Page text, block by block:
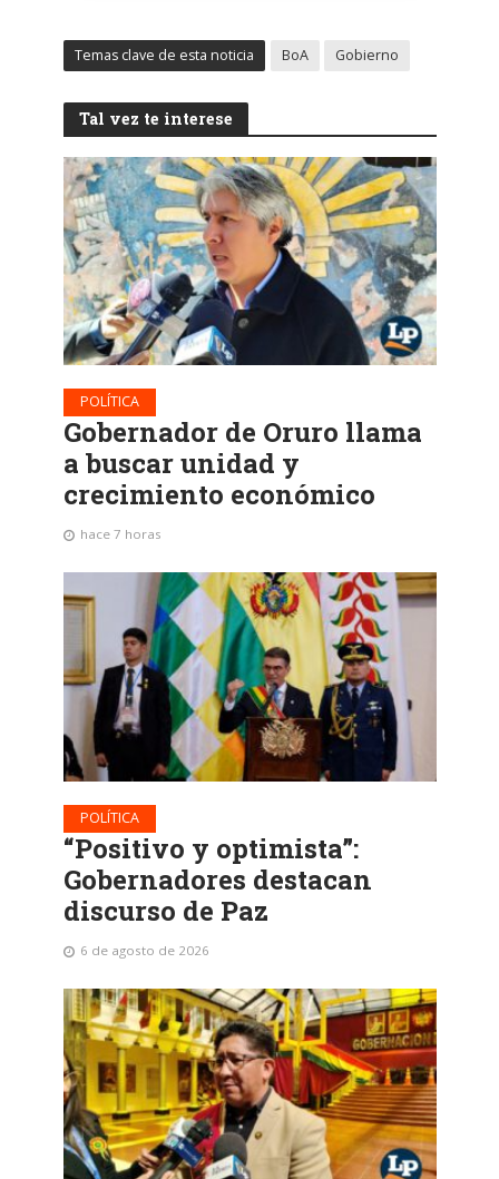
Temas clave de esta noticia BoA Gobierno
Tal vez te interese
POLÍTICA
Gobernador de Oruro llama
a buscar unidad y
crecimiento económico
hace 7 horas
POLÍTICA
“Positivo y optimista”:
Gobernadores destacan
discurso de Paz
6 de agosto de 2026